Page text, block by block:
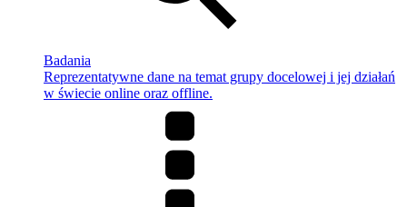
Badania
Reprezentatywne dane na temat grupy docelowej i jej działań
w świecie online oraz offline.